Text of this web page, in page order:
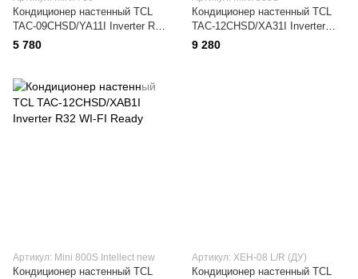
Кондиционер настенный TCL
TAC-09CHSD/YA11I Inverter R32
WI-FI
5 780
Кондиционер настенный TCL
TAC-12CHSD/XA31I Inverter
R32 WI-FI Ready
9 280
Артикул: Mini 800S Intellect new
Кондиционер настенный TCL
Артикул: XEH-08 L/R (ДУ)
Кондиционер настенный TCL